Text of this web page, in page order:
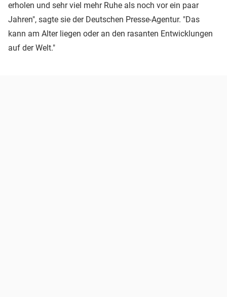
erholen und sehr viel mehr Ruhe als noch vor ein paar
Jahren", sagte sie der Deutschen Presse-Agentur. "Das
kann am Alter liegen oder an den rasanten Entwicklungen
auf der Welt."